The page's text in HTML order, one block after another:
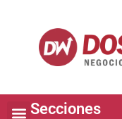
Secciones